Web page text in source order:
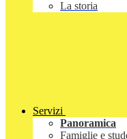
La storia
Servizi
Panoramica
Famiglie e